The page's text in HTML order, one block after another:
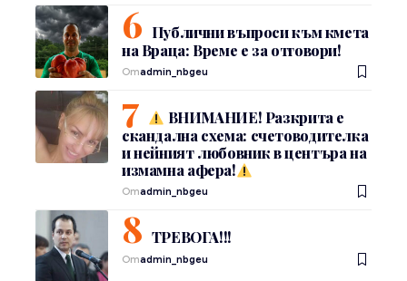
Публични въпроси към кмета
на Враца: Време е за отговори!
Отadmin_nbgeu
ВНИМАНИЕ! Разкрита е
скандална схема: счетоводителка
и нейният любовник в центъра на
измамна афера!
Отadmin_nbgeu
ТРЕВОГА!!!
Отadmin_nbgeu